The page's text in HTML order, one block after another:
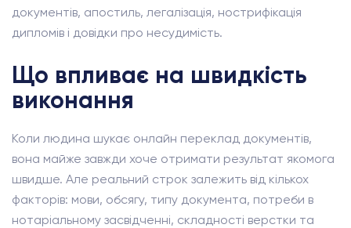
документів, апостиль, легалізація, нострифікація
дипломів і довідки про несудимість.
Що впливає на швидкість
виконання
Коли людина шукає онлайн переклад документів,
вона майже завжди хоче отримати результат якомога
швидше. Але реальний строк залежить від кількох
факторів: мови, обсягу, типу документа, потреби в
нотаріальному засвідченні, складності верстки та